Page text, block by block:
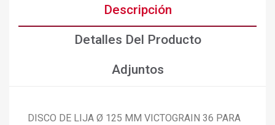
Descripción
Detalles Del Producto
Adjuntos
DISCO DE LIJA Ø 125 MM VICTOGRAIN 36 PARA